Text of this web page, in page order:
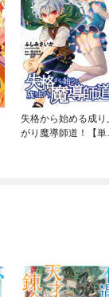
失格から始める成り
がり魔導師道！【単